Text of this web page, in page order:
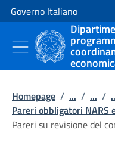
Vai al contenuto
Vai alla navigazione del sito
Governo Italiano
Homepage / ... / ... /
Pareri obbligatori NARS
Pareri su revisione del